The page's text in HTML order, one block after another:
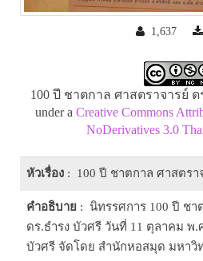
1,637
100 ปี ชาตกาล ศาสตราจารย์ ด
under a Creative Commons
NoDerivatives 3.0
หัวเรื่อง : 100 ปี ชาตกาล ศาสตรา
คำอธิบาย : นิทรรศการ 100 ปี ชา
ดร.ธำรง บัวศรี วันที่ 11 ตุลาคม พ
บัวศรี จัดโดย สำนักหอสมุด มหาวิ